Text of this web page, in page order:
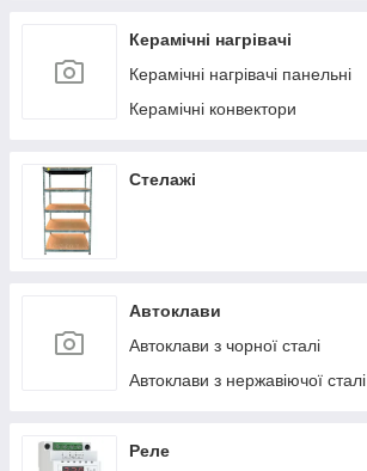
Керамічні нагрівачі
Керамічні нагрівачі панельні
Керамічні конвектори
Стелажі
Автоклави
Автоклави з чорної сталі
Автоклави з нержавіючої сталі
Реле